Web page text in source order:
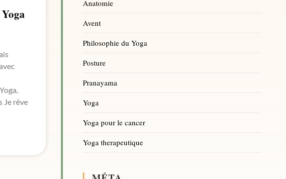
Je rêve
Anatomie
Avent
Philosophie du Yoga
Posture
Pranayama
Yoga
Yoga pour le cancer
Yoga therapeutique